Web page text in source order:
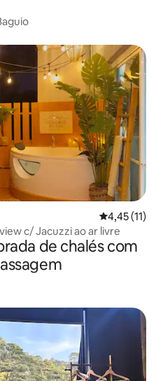
4,45 de uma
4,45 (11)
c/ Jacuzzi ao ar livre
de chalés com